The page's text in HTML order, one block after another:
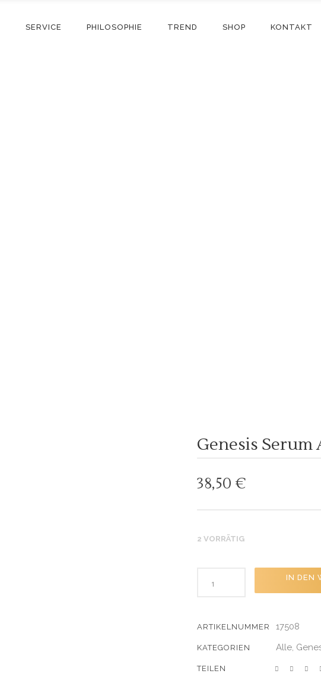
SERVICE PHILOSOPHIE TREND SHOP KONTAKT
Genesis
38,50 €
2 VORRÄTIG
IN DEN
ARTIKELNUMMER 17508
KATEGORIEN Alle